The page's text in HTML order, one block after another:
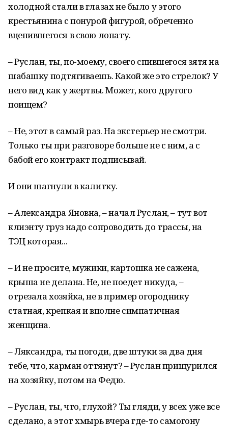
холодной стали в глазах не было у этого
крестьянина с понурой фигурой, обреченно
вцепившегося в свою лопату.
– Руслан, ты, по-моему, своего спившегося зятя на
шабашку подтягиваешь. Какой же это стрелок? У
него вид как у жертвы. Может, кого другого
поищем?
– Не, этот в самый раз. На экстерьер не смотри.
Только ты при разговоре больше не с ним, а с
бабой его контракт подписывай.
И они шагнули в калитку.
– Александра Яновна, – начал Руслан, – тут вот
клиэнту груз надо сопроводить до трассы, на
ТЭЦ которая...
– И не просите, мужики, картошка не сажена,
крыша не делана. Не, не поедет никуда, –
отрезала хозяйка, не в пример огороднику
статная, крепкая и вполне симпатичная
женщина.
– Ляксандра, ты погоди, две штуки за два дня
тебе, что, карман оттянут? – Руслан прищурился
на хозяйку, потом на Федю.
– Руслан, ты, что, глухой? Ты гляди, у всех уже все
сделано, а этот хмырь вчера где-то самогону